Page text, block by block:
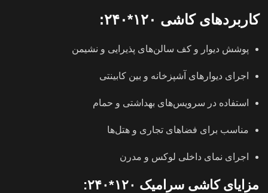
کاربردهای کاشی ۱۲۰*۲۴۰:
پوشش دیوار و کف سالن‌های پذیرایی و نشیمن
اجرای دیوارهای آشپزخانه و بین کابینتی
استفاده در سرویس‌های بهداشتی و حمام
مناسب برای فضاهای تجاری و هتل‌ها
اجرای نمای داخلی لوکس و مدرن
مزایای کاشی سرامیک ۱۲۰*۲۴۰: